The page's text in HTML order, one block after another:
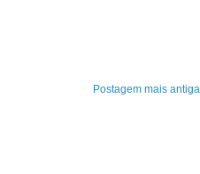
Postagem mais antiga